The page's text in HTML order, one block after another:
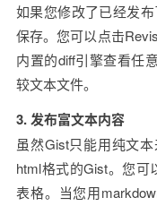
如果您修改了已经发
保存。您可以点击
内置的diff引擎查看任
较文本文件。
3. 发布富文本内容
虽然Gist只能用纯文
html格式的Gist。您可
表格。当您用